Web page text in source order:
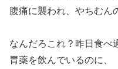
腹痛に襲われ、やちむん
なんだろこれ？昨日食べ
胃薬を飲んでいるのに、